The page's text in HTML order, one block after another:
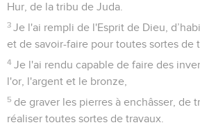
Hur, de la tribu de Juda.
3 Je l'ai rempli de l'Esprit de Dieu,
et de savoir-faire pour toutes sortes de
4 Je l'ai rendu capable de faire des
l'or, l'argent et le bronze,
5 de graver les pierres à enchâsser, de
réaliser toutes sortes de travaux.